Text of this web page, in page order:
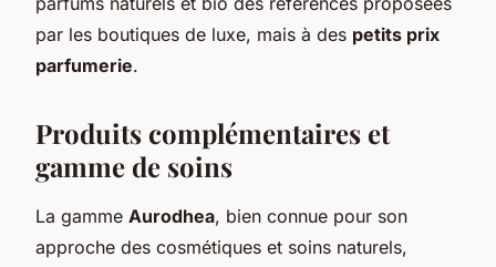
par les boutiques de luxe, mais à des petits prix
parfumerie.
Produits complémentaires et
gamme de soins
La gamme Aurodhea, bien connue pour son
approche des cosmétiques et soins naturels,